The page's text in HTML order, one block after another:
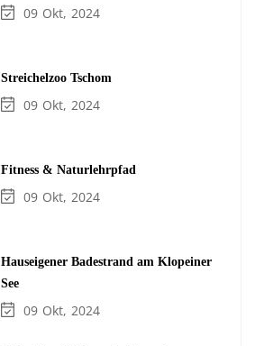
09 Okt 2024
Streichelzoo Tschom
09 Okt 2024
Fitness & Naturlehrpfad
09 Okt 2024
Hauseigener Badestrand am Klopeiner
See
09 Okt 2024